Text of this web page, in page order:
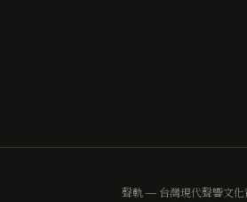
聲軌 — 台灣現代聲響文化